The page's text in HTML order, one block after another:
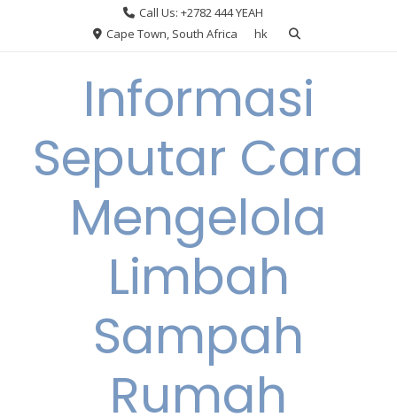
Call Us: +2782 444 YEAH
Cape Town, South Africa
hk
Informasi
Seputar Cara
Mengelola
Limbah
Sampah
Rumah